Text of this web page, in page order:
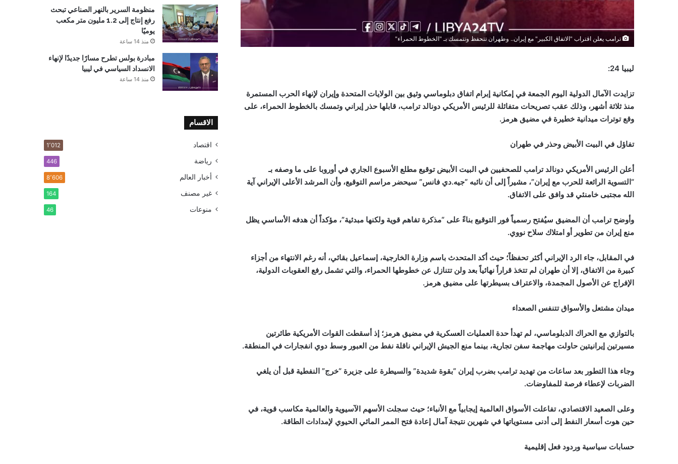
ترامب يعلن اقتراب "الاتفاق الكبير" مع إيران.. وطهران تتحفظ وتتمسك بـ "الخطوط الحمراء"
ليبيا 24:
تزايدت الآمال الدولية اليوم الجمعة في إمكانية إبرام اتفاق دبلوماسي وثيق بين الولايات المتحدة وإيران لإنهاء الحرب المستمرة
منذ ثلاثة أشهر، وذلك عقب تصريحات متفائلة للرئيس الأمريكي دونالد ترامب، قابلها حذر إيراني وتمسك بالخطوط الحمراء، على
وقع توترات ميدانية خطيرة في مضيق هرمز.
تفاؤل في البيت الأبيض وحذر في طهران
أعلن الرئيس الأمريكي دونالد ترامب للصحفيين في البيت الأبيض توقيع مطلع الأسبوع الجاري في أوروبا على ما وصفه بـ
“التسوية الرائعة للحرب مع إيران”، مشيراً إلى أن نائبه “جيه.دي فانس” سيحضر مراسم التوقيع، وأن المرشد الأعلى الإيراني آية
الله مجتبى خامنئي قد وافق على الاتفاق.
وأوضح ترامب أن المضيق سيُفتح رسمياً فور التوقيع بناءً على “مذكرة تفاهم قوية ولكنها مبدئية”، مؤكداً أن هدفه الأساسي يظل
منع إيران من تطوير أو امتلاك سلاح نووي.
في المقابل، جاء الرد الإيراني أكثر تحفظاً؛ حيث أكد المتحدث باسم وزارة الخارجية، إسماعيل بقائي، أنه رغم الانتهاء من أجزاء
كبيرة من الاتفاق، إلا أن طهران لم تتخذ قراراً نهائياً بعد ولن تتنازل عن خطوطها الحمراء، والتي تشمل رفع العقوبات الدولية،
الإفراج عن الأصول المجمدة، والاعتراف بسيطرتها على مضيق هرمز.
ميدان مشتعل والأسواق تتنفس الصعداء
بالتوازي مع الحراك الدبلوماسي، لم تهدأ حدة العمليات العسكرية في مضيق هرمز؛ إذ أسقطت القوات الأمريكية طائرتين
مسيرتين إيرانيتين حاولت مهاجمة سفن تجارية، بينما منع الجيش الإيراني ناقلة نفط من العبور وسط دوي انفجارات في المنطقة.
وجاء هذا التطور بعد ساعات من تهديد ترامب بضرب إيران “بقوة شديدة” والسيطرة على جزيرة “خرج” النفطية قبل أن يلغي
الضربات لإعطاء فرصة للمفاوضات.
وعلى الصعيد الاقتصادي، تفاعلت الأسواق العالمية إيجابياً مع الأنباء؛ حيث سجلت الأسهم الآسيوية والعالمية مكاسب قوية، في
حين هوت أسعار النفط إلى أدنى مستوياتها في شهرين نتيجة آمال إعادة فتح الممر المائي الحيوي لإمدادات الطاقة.
حسابات سياسية وردود فعل إقليمية
منظومة السرير بالنهر الصناعي تبحث
رفع إنتاج إلى 1.2 مليون متر مكعب
يوميًا
منذ 14 ساعة
مبادرة بولس تطرح مسارًا جديدًا لإنهاء
الانسداد السياسي في ليبيا
منذ 14 ساعة
الاقسام
اقتصاد 1٬012
رياضة 446
أخبار العالم 8٬606
غير مصنف 164
منوعات 46